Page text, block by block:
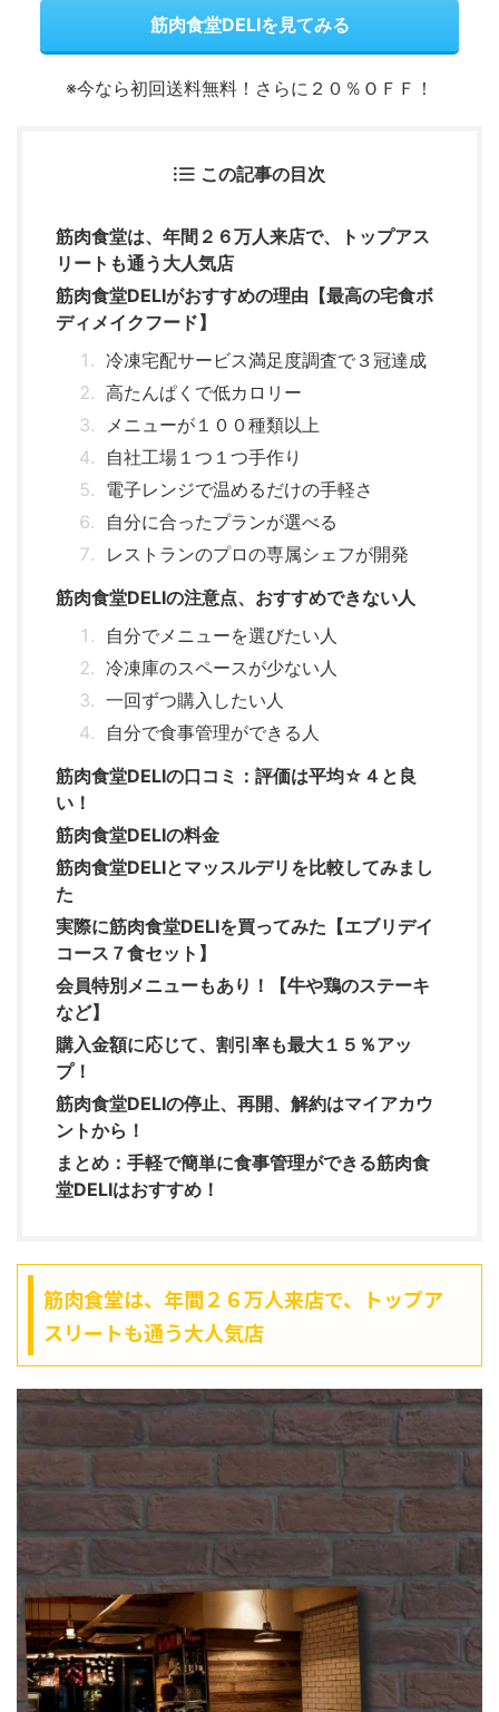
筋肉食堂DELIを見てみる
※今なら初回送料無料！さらに２０％ＯＦＦ！
この記事の目次
筋肉食堂は、年間２６万人来店で、トップアス
リートも通う大人気店
筋肉食堂DELIがおすすめの理由【最高の宅食ボ
ディメイクフード】
冷凍宅配サービス満足度調査で３冠達成
高たんぱくで低カロリー
メニューが１００種類以上
自社工場１つ１つ手作り
電子レンジで温めるだけの手軽さ
自分に合ったプランが選べる
レストランのプロの専属シェフが開発
筋肉食堂DELIの注意点、おすすめできない人
自分でメニューを選びたい人
冷凍庫のスペースが少ない人
一回ずつ購入したい人
自分で食事管理ができる人
筋肉食堂DELIの口コミ：評価は平均☆４と良
い！
筋肉食堂DELIの料金
筋肉食堂DELIとマッスルデリを比較してみまし
た
実際に筋肉食堂DELIを買ってみた【エブリデイ
コース７食セット】
会員特別メニューもあり！【牛や鶏のステーキ
など】
購入金額に応じて、割引率も最大１５％アッ
プ！
筋肉食堂DELIの停止、再開、解約はマイアカウ
ントから！
まとめ：手軽で簡単に食事管理ができる筋肉食
堂DELIはおすすめ！
筋肉食堂は、年間２６万人来店で、トップア
スリートも通う大人気店